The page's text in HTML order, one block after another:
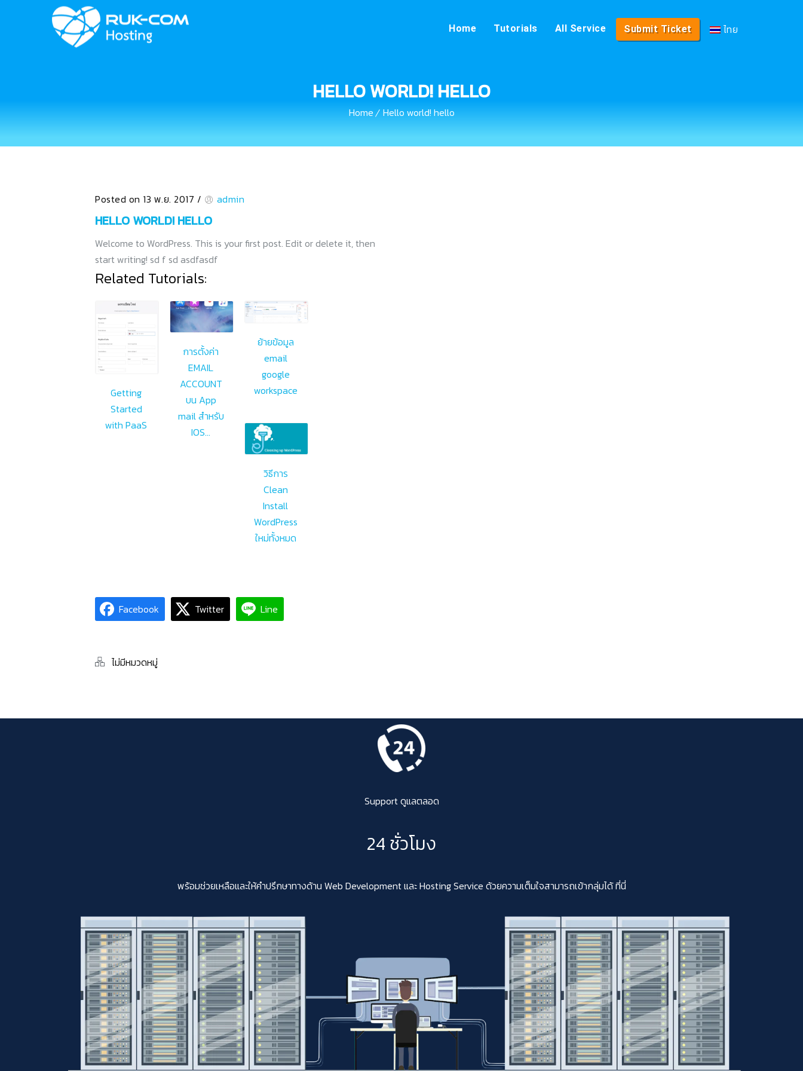
Home Tutorials All Service Submit Ticket ไทย
HELLO WORLD! HELLO
Home Hello world! hello
Posted on 13 พ.ย. 2017 / admin
HELLO WORLD! HELLO
Welcome to WordPress. This is your first post. Edit or delete it, then
start writing! sd f sd asdfasdf
Related Tutorials:
Getting
Started
with PaaS
การตั้งค่า
EMAIL
ACCOUNT
บน App
mail สำหรับ
IOS…
ย้ายข้อมูล
email
google
workspace
วิธีการ
Clean
Install
WordPress
ใหม่ทั้งหมด
Facebook Twitter Line
ไม่มีหมวดหมู่
Support ดูแลตลอด
24 ชั่วโมง
พร้อมช่วยเหลือและให้คำปรึกษาทางด้าน Web Development และ Hosting Service ด้วยความเต็มใจสามารถเข้ากลุ่มได้ ที่นี่